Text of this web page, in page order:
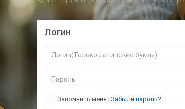
Логин
Запомнить меня | Забыли пароль?